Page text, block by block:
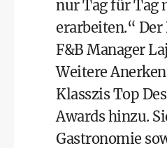
nur Tag für Tag
erarbeiten.“ Der
F&B Manager
Weitere
Klasszis Top
Awards hinzu.
Gastronomie